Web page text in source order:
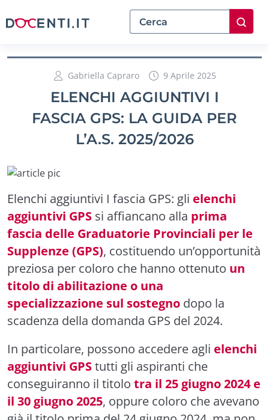
Gabriella Capraro 9 Aprile 2025
ELENCHI AGGIUNTIVI I
FASCIA GPS: LA GUIDA PER
L’A.S. 2025/2026
Elenchi aggiuntivi I fascia GPS: gli elenchi
aggiuntivi GPS si affiancano alla prima
fascia delle Graduatorie Provinciali per le
Supplenze (GPS), costituendo un’opportunità
preziosa per coloro che hanno ottenuto un
titolo di abilitazione o una
specializzazione sul sostegno dopo la
scadenza della domanda GPS del 2024.
In particolare, possono accedere agli elenchi
aggiuntivi GPStutti gli aspiranti che
conseguiranno il titolo tra il 25 giugno 2024 e
il 30 giugno 2025, oppure coloro che avevano